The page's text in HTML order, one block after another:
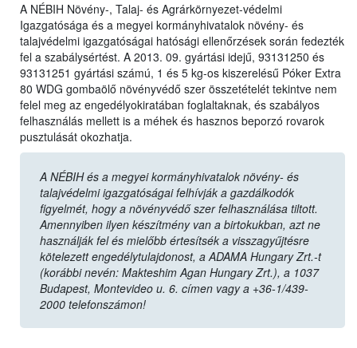
A NÉBIH Növény-, Talaj- és Agrárkörnyezet-védelmi
Igazgatósága és a megyei kormányhivatalok növény- és
talajvédelmi igazgatóságai hatósági ellenőrzések során fedezték
fel a szabálysértést. A 2013. 09. gyártási idejű, 93131250 és
93131251 gyártási számú, 1 és 5 kg-os kiszerelésű Póker Extra
80 WDG gombaölő növényvédő szer összetételét tekintve nem
felel meg az engedélyokiratában foglaltaknak, és szabályos
felhasználás mellett is a méhek és hasznos beporzó rovarok
pusztulását okozhatja.
A NÉBIH és a megyei kormányhivatalok növény- és
talajvédelmi igazgatóságai felhívják a gazdálkodók
figyelmét, hogy a növényvédő szer felhasználása tiltott.
Amennyiben ilyen készítmény van a birtokukban, azt ne
használják fel és mielőbb értesítsék a visszagyűjtésre
kötelezett engedélytulajdonost, a ADAMA Hungary Zrt.-t
(korábbi nevén: Makteshim Agan Hungary Zrt.), a 1037
Budapest, Montevideo u. 6. címen vagy a +36-1/439-
2000 telefonszámon!